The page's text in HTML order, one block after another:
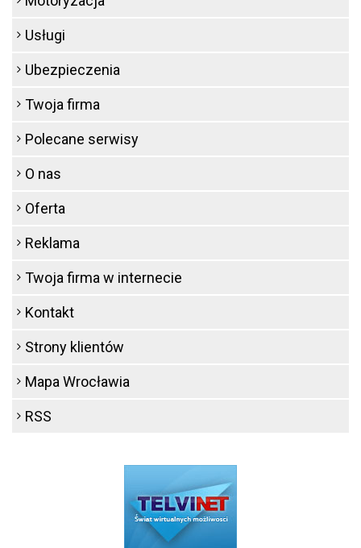
Usługi
Ubezpieczenia
Twoja firma
Polecane serwisy
O nas
Oferta
Reklama
Twoja firma w internecie
Kontakt
Strony klientów
Mapa Wrocławia
RSS